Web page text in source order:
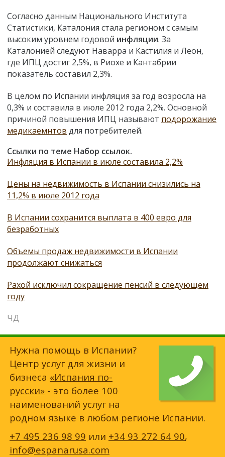
Согласно данным Национального Института
Статистики, Каталония стала регионом с самым
высоким уровнем годовой инфляции. За
Каталонией следуют Наварра и Кастилия и Леон,
где ИПЦ достиг 2,5%, в Риохе и Кантабрии
показатель составил 2,3%.
В целом по Испании инфляция за год возросла на
0,3% и составила в июле 2012 года 2,2%. Основной
причиной повышения ИПЦ называют подорожание
медикаемнтов для потребителей.
Ссылки по теме Набор ссылок.
Инфляция в Испании в июле составила 2,2%
Цены на недвижимость в Испании снизились на
11,2% в июле 2012 года
В Испании сохранится выплата в 400 евро для
безработных
Объемы продаж недвижимости в Испании
продолжают снижаться
Рахой исключил сокращение пенсий в следующем
году
ЧД
Нужна помощь в Испании?
Центр услуг для жизни и
бизнеса «Испания по-
русски» - это более 100
наименований услуг на
родном языке в любом регионе Испании.
+7 495 236 98 99 или +34 93 272 64 90,
info@espanarusa.com